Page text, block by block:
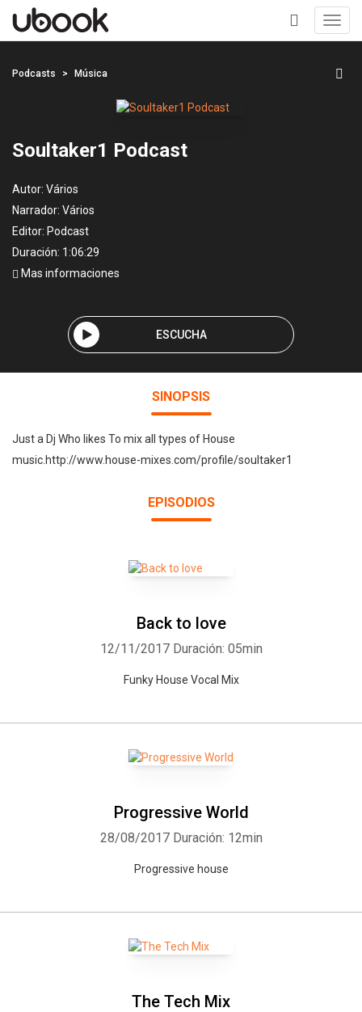
+
Podcasts Música
Soultaker1 Podcast
Autor: Vários
Narrador: Vários
Editor: Podcast
Duración: 1:06:29
Mas informaciones
ESCUCHA
SINOPSIS
Just a Dj Who likes To mix all types of House
music.http://www.house-mixes.com/profile/soultaker1
EPISODIOS
Back to love
12/11/2017 Duración: 05min
Funky House Vocal Mix
Progressive World
28/08/2017 Duración: 12min
Progressive house
The Tech Mix